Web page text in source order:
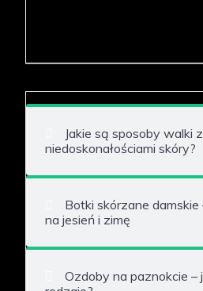
Jakie są sposoby walki z
niedoskonałościami skóry?
Botki skórzane
na jesień i zimę
Ozdoby na paznokcie –